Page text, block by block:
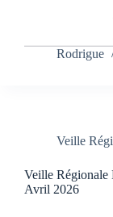
Rodrigue
Veille
Veille
Avril 2026